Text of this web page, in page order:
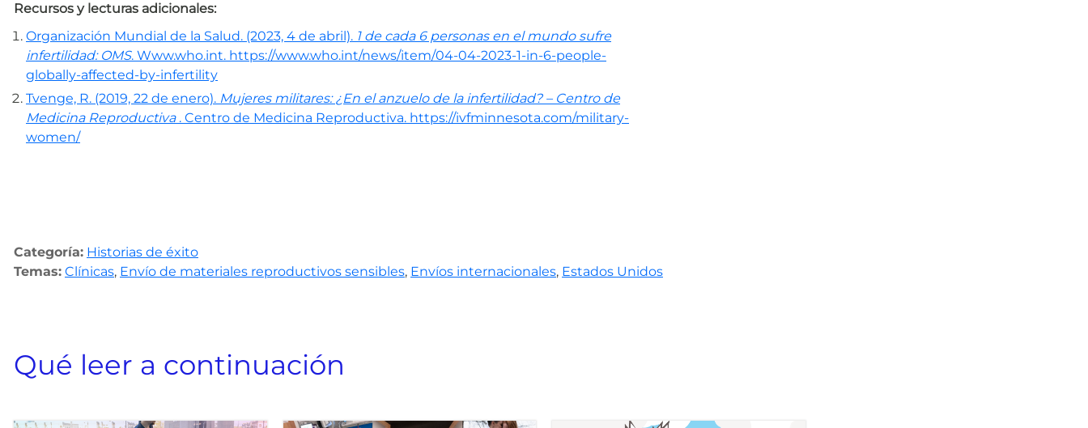
Recursos y lecturas adicionales:
Organización Mundial de la Salud. (2023, 4 de abril). 1 de cada 6 personas en el mundo sufre
infertilidad: OMS. Www.who.int. https://www.who.int/news/item/04-04-2023-1-in-6-people-
globally-affected-by-infertility
Tvenge, R. (2019, 22 de enero). Mujeres militares: ¿En el anzuelo de la infertilidad? – Centro de
Medicina Reproductiva . Centro de Medicina Reproductiva. https://ivfminnesota.com/military-
women/
Categoría: Historias de éxito
Temas: Clínicas, Envío de materiales reproductivos sensibles, Envíos internacionales, Estados Unidos
Qué leer a continuación